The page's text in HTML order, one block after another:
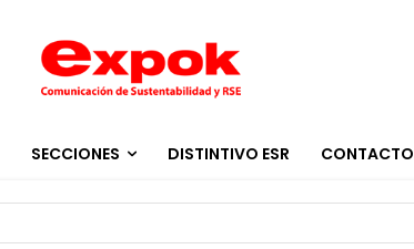
SECCIONES DISTINTIVO ESR CONTACTO